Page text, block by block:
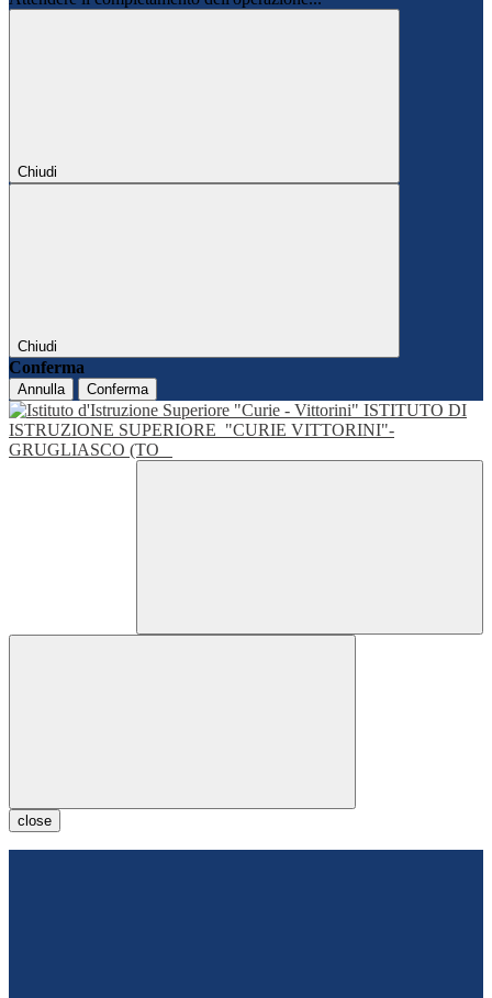
Chiudi
Chiudi
Conferma
Annulla Conferma
ISTITUTO DI
ISTRUZIONE SUPERIORE "CURIE VITTORINI"-
GRUGLIASCO (TO
close